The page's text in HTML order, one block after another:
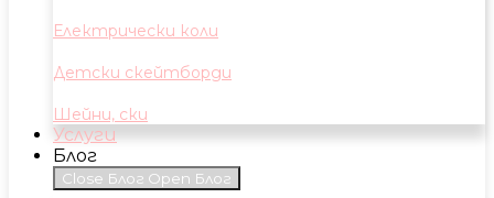
Електрически коли
Детски скейтборди
Шейни, ски
Услуги
Блог
Close Блог Open Блог